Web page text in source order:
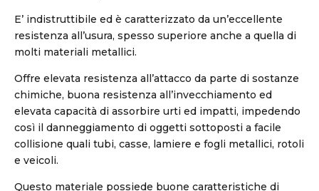
E’ indistruttibile ed è caratterizzato da un’eccellente
resistenza all’usura, spesso superiore anche a quella di
molti materiali metallici.
Offre elevata resistenza all’attacco da parte di sostanze
chimiche, buona resistenza all’invecchiamento ed
elevata capacità di assorbire urti ed impatti, impedendo
così il danneggiamento di oggetti sottoposti a facile
collisione quali tubi, casse, lamiere e fogli metallici, rotoli
e veicoli.
Questo materiale possiede buone caratteristiche di